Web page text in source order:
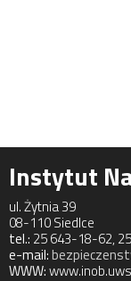
Instytut
ul. Żytnia 39
08-110 Siedlce
tel.: 25 643-18-62,
e-mail:
WWW: